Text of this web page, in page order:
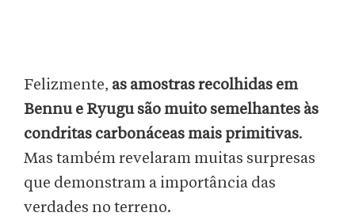
Felizmente, as amostras recolhidas em
Bennu e Ryugu são muito semelhantes às
condritas carbonáceas mais primitivas.
Mas também revelaram muitas surpresas
que demonstram a importância das
verdades no terreno.